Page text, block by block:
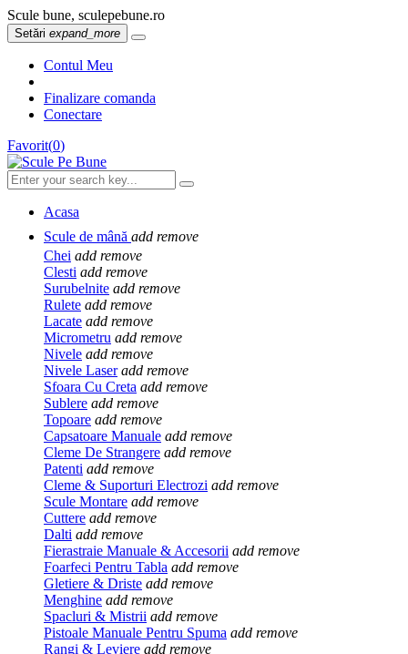
Scule bune, sculepebune.ro
Setări expand_more
Contul Meu
Finalizare comanda
Conectare
Favorit(0)
Acasa
Scule de mână add remove
Chei add remove
Clesti add remove
Surubelnite add remove
Rulete add remove
Lacate add remove
Micrometru add remove
Nivele add remove
Nivele Laser add remove
Sfoara Cu Creta add remove
Sublere add remove
Topoare add remove
Capsatoare Manuale add remove
Cleme De Strangere add remove
Patenti add remove
Cleme & Suporturi Electrozi add remove
Scule Montare add remove
Cuttere add remove
Dalti add remove
Fierastraie Manuale & Accesorii add remove
Foarfeci Pentru Tabla add remove
Gletiere & Driste add remove
Menghine add remove
Spacluri & Mistrii add remove
Pistoale Manuale Pentru Spuma add remove
Rangi & Leviere add remove